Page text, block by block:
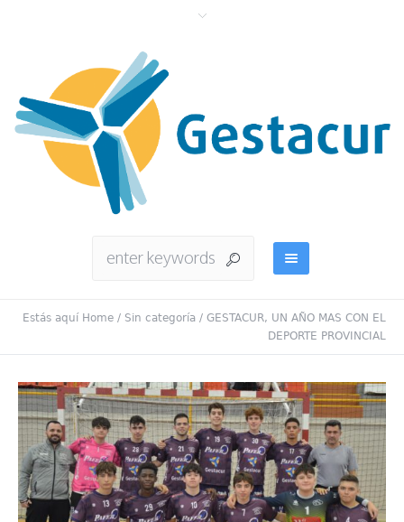
Estás aquí Home / Sin categoría / GESTACUR, UN AÑO MAS CON EL
DEPORTE PROVINCIAL